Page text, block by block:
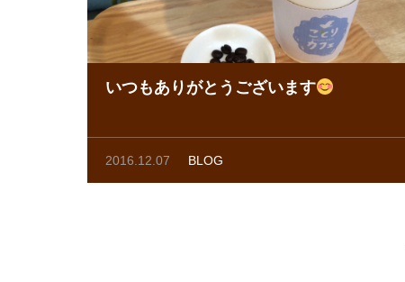
いつもありがとうございます
2016.12.07 BLOG